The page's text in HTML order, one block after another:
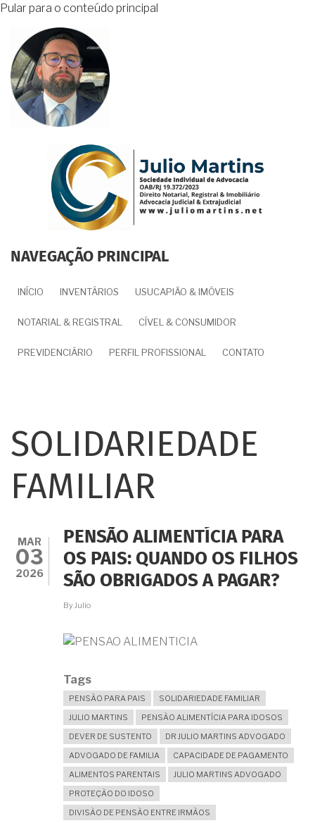
Pular para o conteúdo principal
NAVEGAÇÃO PRINCIPAL
INÍCIO INVENTÁRIOS USUCAPIÃO & IMÓVEIS
NOTARIAL & REGISTRAL CÍVEL & CONSUMIDOR
PREVIDENCIÁRIO PERFIL PROFISSIONAL CONTATO
SOLIDARIEDADE
FAMILIAR
MAR
03
2026
PENSÃO ALIMENTÍCIA PARA
OS PAIS: QUANDO OS FILHOS
SÃO OBRIGADOS A PAGAR?
By Julio
Tags
PENSÃO PARA PAIS
SOLIDARIEDADE FAMILIAR
JULIO MARTINS
PENSÃO ALIMENTÍCIA PARA IDOSOS
DEVER DE SUSTENTO
DR JULIO MARTINS ADVOGADO
ADVOGADO DE FAMILIA
CAPACIDADE DE PAGAMENTO
ALIMENTOS PARENTAIS
JULIO MARTINS ADVOGADO
PROTEÇÃO DO IDOSO
DIVISÃO DE PENSÃO ENTRE IRMÃOS